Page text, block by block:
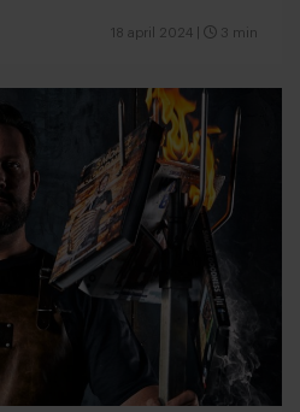
18 april 2024 3 min